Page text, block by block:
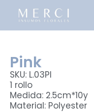
Pink
SKU: L.03PI
1 rollo
Medida: 2.5cm*10y
Material: Polyester